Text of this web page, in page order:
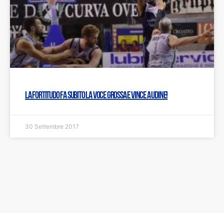
La Fortitudo fa subito la voce grossa e vince a Udine!
30 Settembre 2017